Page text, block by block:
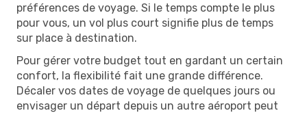
préférences de voyage. Si le temps compte le plus
pour vous, un vol plus court signifie plus de temps
sur place à destination.
Pour gérer votre budget tout en gardant un certain
confort, la flexibilité fait une grande différence.
Décaler vos dates de voyage de quelques jours ou
envisager un départ depuis un autre aéroport peut